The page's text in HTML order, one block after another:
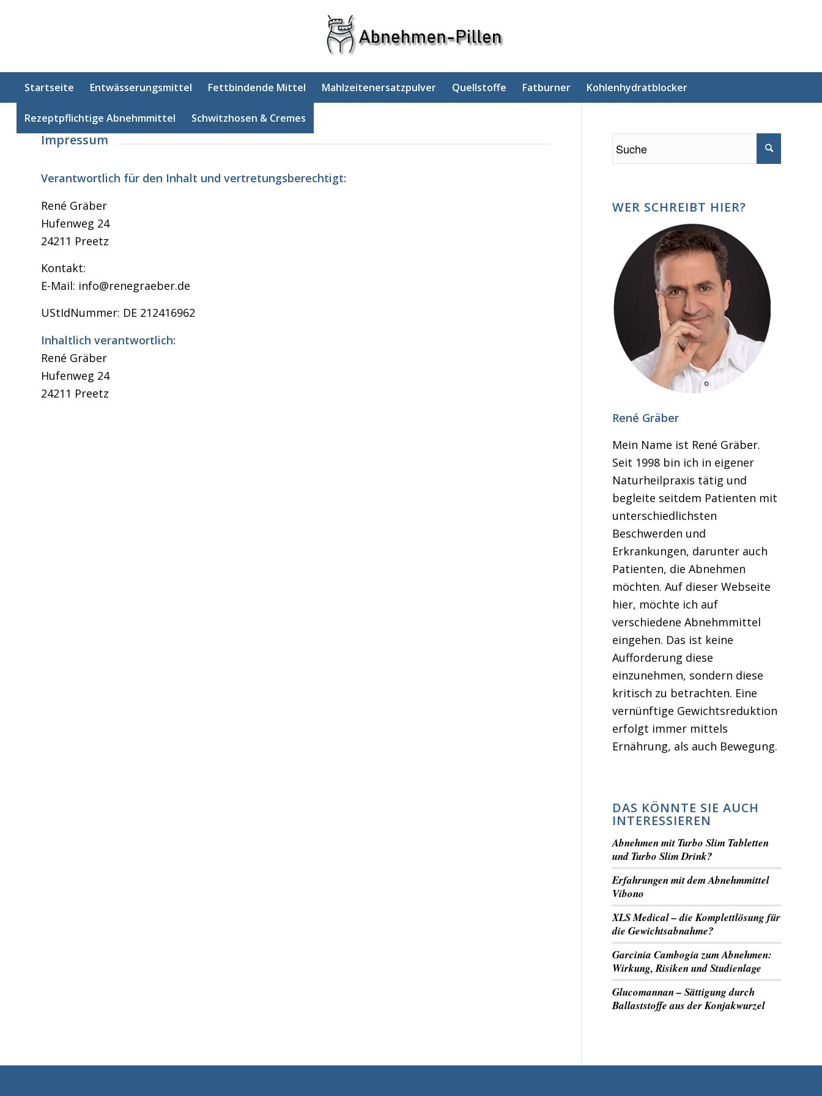
Startseite Entwässerungsmittel Fettbindende Mittel Mahlzeitenersatzpulver Quellstoffe Fatburner Kohlenhydratblocker
Rezeptpflichtige Abnehmmittel Schwitzhosen & Cremes
Impressum
Verantwortlich für den Inhalt und vertretungsberechtigt:
René Gräber
Hufenweg 24
24211 Preetz
Kontakt:
E-Mail: info@renegraeber.de
UStIdNummer: DE 212416962
Inhaltlich verantwortlich:
René Gräber
Hufenweg 24
24211 Preetz
WER SCHREIBT HIER?
René Gräber
Mein Name ist René Gräber.
Seit 1998 bin ich in eigener
Naturheilpraxis tätig und
begleite seitdem Patienten mit
unterschiedlichsten
Beschwerden und
Erkrankungen, darunter auch
Patienten, die Abnehmen
möchten. Auf dieser Webseite
hier, möchte ich auf
verschiedene Abnehmmittel
eingehen. Das ist keine
Aufforderung diese
einzunehmen, sondern diese
kritisch zu betrachten. Eine
vernünftige Gewichtsreduktion
erfolgt immer mittels
Ernährung, als auch Bewegung.
DAS KÖNNTE SIE AUCH
INTERESSIEREN
Abnehmen mit Turbo Slim Tabletten
und Turbo Slim Drink?
Erfahrungen mit dem Abnehmmittel
Vibono
XLS Medical – die Komplettlösung für
die Gewichtsabnahme?
Garcinia Cambogia zum Abnehmen:
Wirkung, Risiken und Studienlage
Glucomannan – Sättigung durch
Ballaststoffe aus der Konjakwurzel